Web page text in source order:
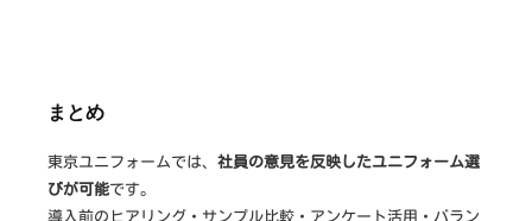
まとめ
東京ユニフォームでは、 社員の意見を反映したユニフォーム選
びが可能です。
導入前のヒアリング・サンプル比較・アンケート活用・バラン